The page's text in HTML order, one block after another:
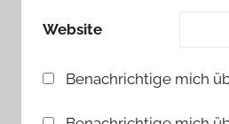
Website
Benachrichtige mich